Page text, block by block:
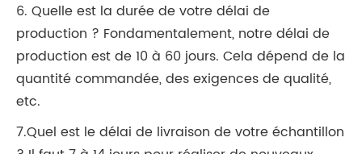
6. Quelle est la durée de votre délai de
production ? Fondamentalement, notre délai de
production est de 10 à 60 jours. Cela dépend de la
quantité commandée, des exigences de qualité,
etc.
7.Quel est le délai de livraison de votre échantillon